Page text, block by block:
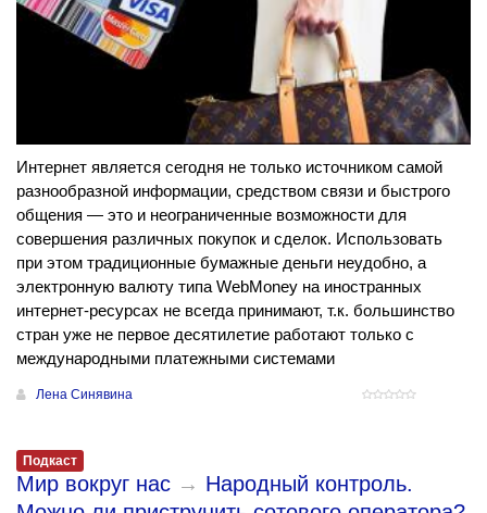
Интернет является сегодня не только источником самой
разнообразной информации, средством связи и быстрого
общения — это и неограниченные возможности для
совершения различных покупок и сделок. Использовать
при этом традиционные бумажные деньги неудобно, а
электронную валюту типа WebMoney на иностранных
интернет-ресурсах не всегда принимают, т.к. большинство
стран уже не первое десятилетие работают только с
международными платежными системами
Лена Синявина
Подкаст
Мир вокруг нас → Народный контроль.